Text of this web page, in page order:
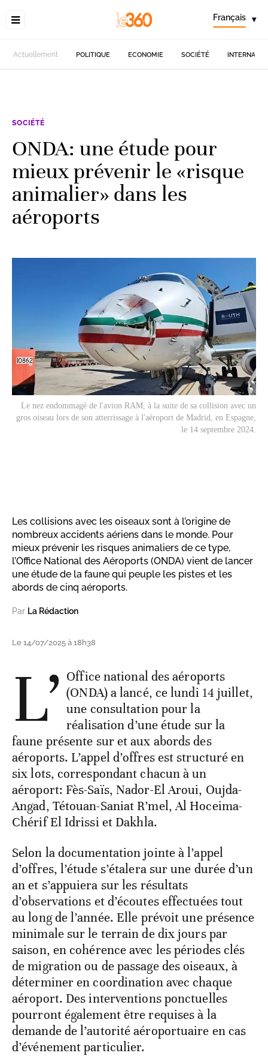
Français ▾
Actuellement POLITIQUE ECONOMIE SOCIÉTÉ
SOCIÉTÉ
ONDA: une étude pour
mieux prévenir le «risque
animalier» dans les
aéroports
Le nez endommagé de l'avion RAM, à la suite de sa collision avec un
gros oiseau lors de son atterrissage à l'aéroport de Madrid, en Espagne,
le 14 septembre 2024.
Les collisions avec les oiseaux sont à l’origine de
nombreux accidents aériens dans le monde. Pour
mieux prévenir les risques animaliers de ce type,
l’Office National des Aéroports (ONDA) vient de lancer
une étude de la faune qui peuple les pistes et les
abords de cinq aéroports.
Par La Rédaction
Le 14/07/2025 à 18h38
L’ Office national des aéroports
(ONDA) a lancé, ce lundi 14 juillet,
une consultation pour la
réalisation d’une étude sur la
faune présente sur et aux abords des
aéroports. L’appel d’offres est structuré en
six lots, correspondant chacun à un
aéroport: Fès-Saïs, Nador-El Aroui, Oujda-
Angad, Tétouan-Saniat R’mel, Al Hoceima-
Chérif El Idrissi et Dakhla.
Selon la documentation jointe à l’appel
d’offres, l’étude s’étalera sur une durée d’un
an et s’appuiera sur les résultats
d’observations et d’écoutes effectuées tout
au long de l’année. Elle prévoit une présence
minimale sur le terrain de dix jours par
saison, en cohérence avec les périodes clés
de migration ou de passage des oiseaux, à
déterminer en coordination avec chaque
aéroport. Des interventions ponctuelles
pourront également être requises à la
demande de l’autorité aéroportuaire en cas
d’événement particulier.